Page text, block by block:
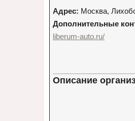
Адрес: Москва,
Дополнительные
liberum-auto.ru/
Описание